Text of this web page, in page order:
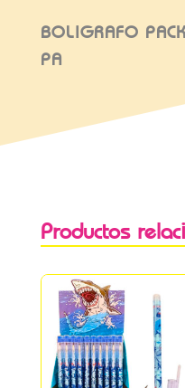
BOLIGRAFO
PA
Productos